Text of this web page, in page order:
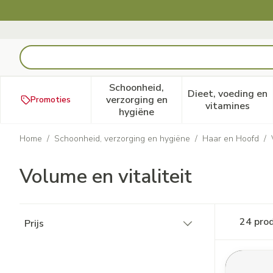
Product, merk, categorie...
Promoties
Schoonheid,
verzorging en
hygiëne
Toon submenu voor
Dieet, voeding en
vitamines
Toon
Home / Schoonheid, verzorging en hygiëne / Haar en Hoofd /
Volume en vitaliteit
Prijs
24